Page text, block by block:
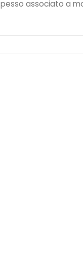
associato a